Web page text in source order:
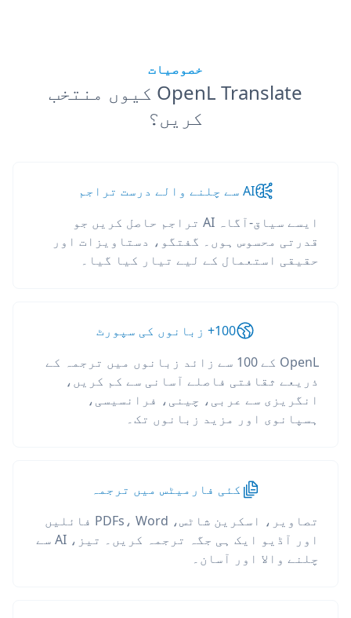
خصوصیات
OpenL Translate کیوں منتخب
کریں؟
AI سے چلنے والے درست تراجم
ایسے سیاق-آگاہ AI تراجم حاصل کریں جو
قدرتی محسوس ہوں۔ گفتگو، دستاویزات اور
حقیقی استعمال کے لیے تیار کیا گیا۔
100+ زبانوں کی سپورٹ
OpenL کے 100 سے زائد زبانوں میں ترجمہ کے
ذریعے ثقافتی فاصلے آسانی سے کم کریں،
انگریزی سے عربی، چینی، فرانسیسی،
ہسپانوی اور مزید زبانوں تک۔
کئی فارمیٹس میں ترجمہ
تصاویر، اسکرین شاٹس، PDFs، Word فائلیں
اور آڈیو ایک ہی جگہ ترجمہ کریں۔ تیز، AI سے
چلنے والا اور آسان۔